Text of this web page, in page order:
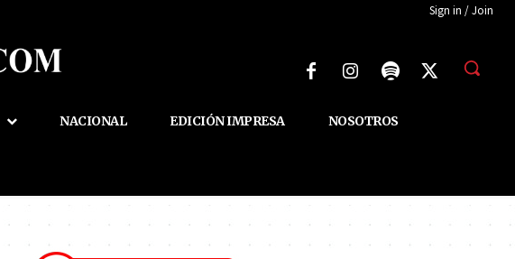
Sign in / Join
NACIONAL EDICIÓN IMPRESA NOSOTROS